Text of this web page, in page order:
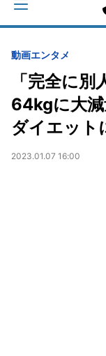
動画エンタメ
「完全に
64kgに大
ダイエット
2023.01.07 16:00